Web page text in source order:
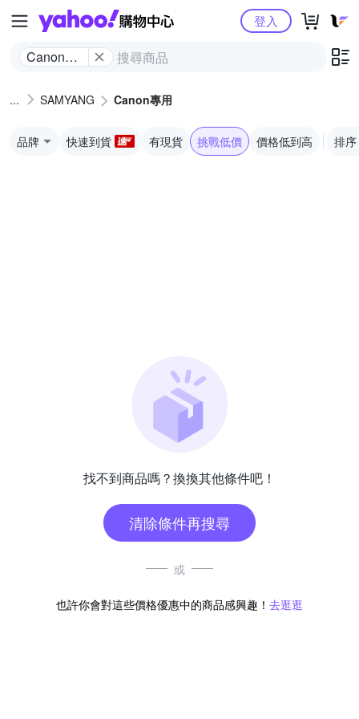
Yahoo購物中心
Canon專
登入
SAMYANG Canon專用
品牌 快速到貨 有現貨 挑戰低價 價格低到高 排序
找不到商品嗎？換換其他條件吧！
清除條件再搜尋
或
也許你會對這些價格優惠中的商品感興趣！ 去逛逛